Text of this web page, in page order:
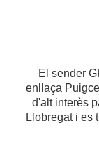
El sender
enllaça
d'alt interès
Llobregat i es